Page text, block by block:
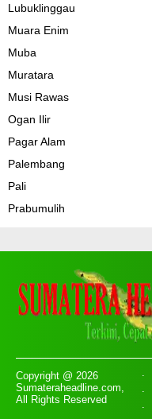
Lubuklinggau
Muara Enim
Muba
Muratara
Musi Rawas
Ogan Ilir
Pagar Alam
Palembang
Pali
Prabumulih
Copyright @ 2026
Sumateraheadline.com,
All Rights Reserved